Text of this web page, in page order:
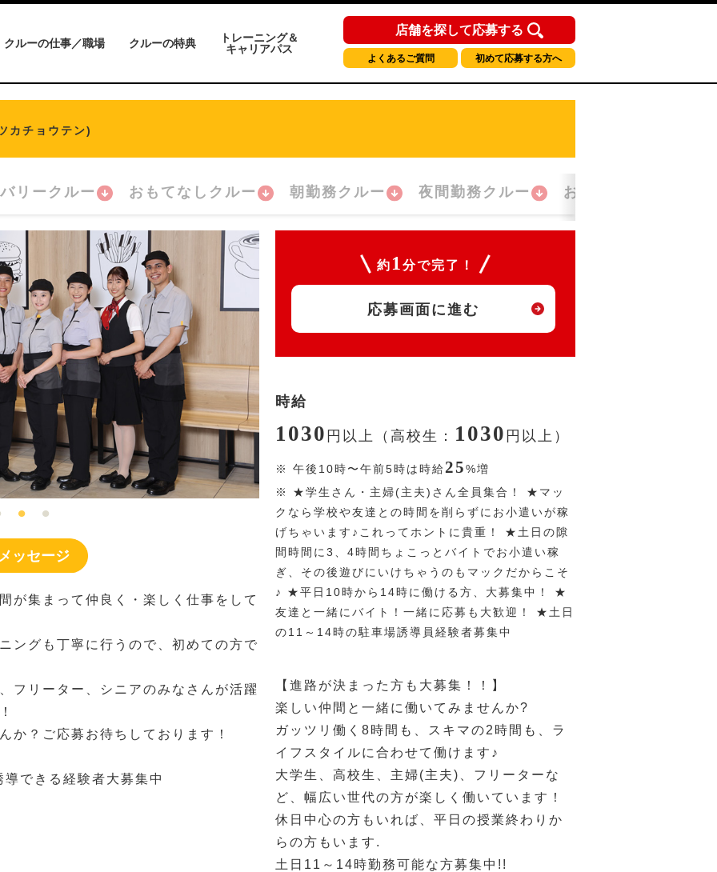
クルーの仕事／職場 クルーの特典
トレーニング＆
キャリアパス
店舗を探して応募する
よくあるご質問 初めて応募する方へ
カチョウテン)
リークルー おもてなしクルー 朝勤務クルー 夜間勤務クルー おかえり！クルー
ッセージ
が集まって仲良く・楽しく仕事をして
ングも丁寧に行うので、初めての方で
フリーター、シニアのみなさんが活躍
か？ご応募お待ちしております！
できる経験者大募集中
約 1 分で完了！
応募画面に進む
時給
1030 円 以上（高校生： 1030 円 以上）
※ 午後10時〜午前5時は時給25%増
※ ★学生さん・主婦(主夫)さん全員集合！ ★マッ
クなら学校や友達との時間を削らずにお小遣いが稼
げちゃいます♪これってホントに貴重！ ★土日の隙
間時間に3、4時間ちょこっとバイトでお小遣い稼
ぎ、その後遊びにいけちゃうのもマックだからこそ
♪ ★平日10時から14時に働ける方、大募集中！ ★
友達と一緒にバイト！一緒に応募も大歓迎！ ★土日
の11～14時の駐車場誘導員経験者募集中
【進路が決まった方も大募集！！】
楽しい仲間と一緒に働いてみませんか?
ガッツリ働く8時間も、スキマの2時間も、ラ
イフスタイルに合わせて働けます♪
大学生、高校生、主婦(主夫)、フリーターな
ど、幅広い世代の方が楽しく働いています！
休日中心の方もいれば、平日の授業終わりか
らの方もいます.
土日11～14時勤務可能な方募集中!!